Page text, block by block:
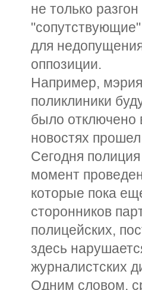
не только
для
оппозиции.
Например,
поликлиники
было отключено
новостях
Сегодня
момент
которые пока
сторонников
полицейских,
здесь
журналистских
Одним словом,